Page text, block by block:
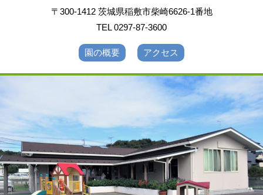
〒300-1412 茨城県稲敷市柴崎6626-1番地
TEL 0297-87-3600
園の概要 アクセス